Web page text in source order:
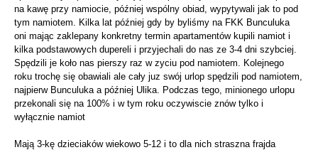
na kawę przy namiocie, później wspólny obiad, wypytywali jak to pod
tym namiotem. Kilka lat później gdy by byliśmy na FKK Bunculuka
oni mając zaklepany konkretny termin apartamentów kupili namiot i
kilka podstawowych dupereli i przyjechali do nas ze 3-4 dni szybciej.
Spędzili je koło nas pierszy raz w zyciu pod namiotem. Kolejnego
roku trochę się obawiali ale cały juz swój urlop spędzili pod namiotem,
najpierw Bunculuka a później Ulika. Podczas tego, minionego urlopu
przekonali się na 100% i w tym roku oczywiscie znów tylko i
wyłącznie namiot
Mają 3-kę dzieciaków wiekowo 5-12 i to dla nich straszna frajda